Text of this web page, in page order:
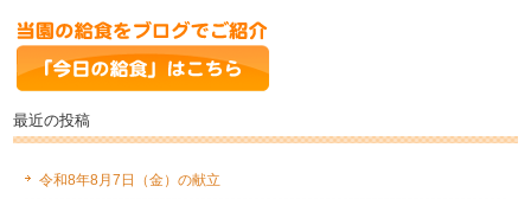
最近の投稿
令和8年8月7日（金）の献立